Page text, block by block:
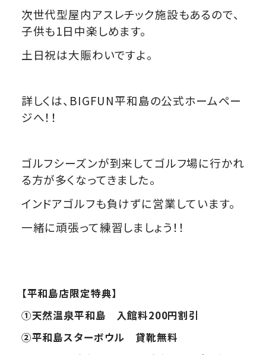
次世代型屋内アスレチック施設もあるので、
子供も1日中楽しめます。
土日祝は大賑わいですよ。
詳しくは、BIGFUN平和島の公式ホームペー
ジへ！！
ゴルフシーズンが到来してゴルフ場に行かれ
る方が多くなってきました。
インドアゴルフも負けずに営業しています。
一緒に頑張って練習しましょう！！
【平和島店限定特典】
①天然温泉平和島 入館料200円割引
②平和島スターボウル 貸靴無料